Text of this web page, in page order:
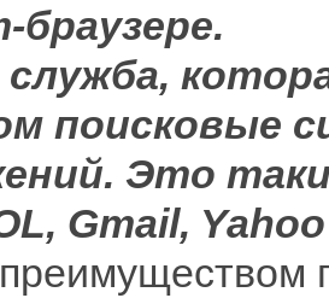
поисковые
Это
Gmail,